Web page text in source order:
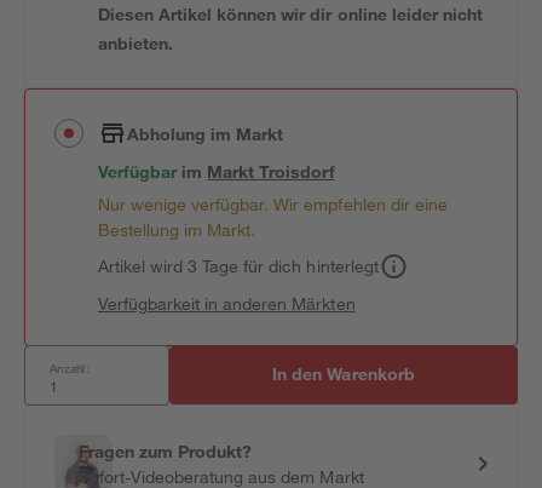
Diesen Artikel können wir dir online leider nicht
anbieten.
Abholung im Markt
Verfügbar im MarktTroisdorf
Nur wenige verfügbar. Wir empfehlen dir eine
Bestellung im Markt.
Artikel wird 3 Tage für dich hinterlegt
Verfügbarkeit in anderen Märkten
Anzahl: In den Warenkorb
Fragen zum Produkt?
Sofort-Videoberatung aus dem Markt